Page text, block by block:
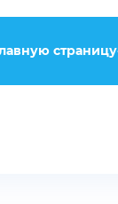
страницу